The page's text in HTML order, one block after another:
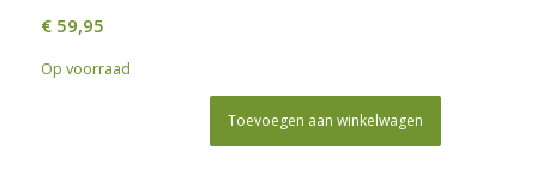
€59,95
Op voorraad
Toevoegen aan winkelwagen